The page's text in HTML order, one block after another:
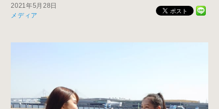
2021年5月28日
メディア